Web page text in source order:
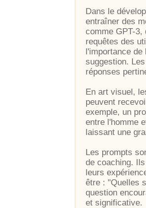
Dans le
entraîner des
comme GPT-3,
requêtes des
l'importance
suggestion.
réponses
En art visuel,
peuvent
exemple, un
entre l'homme
laissant une
Les prompts
de coaching.
leurs
être : "Quelles
question
et significative.